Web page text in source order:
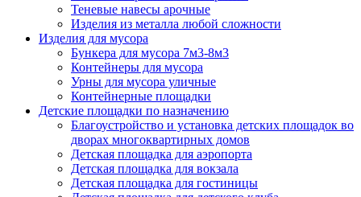
Теневые навесы арочные
Изделия из металла любой сложности
Изделия для мусора
Бункера для мусора 7м3-8м3
Контейнеры для мусора
Урны для мусора уличные
Контейнерные площадки
Детские площадки по назначению
Благоустройство и установка детских площадок во
дворах многоквартирных домов
Детская площадка для аэропорта
Детская площадка для вокзала
Детская площадка для гостиницы